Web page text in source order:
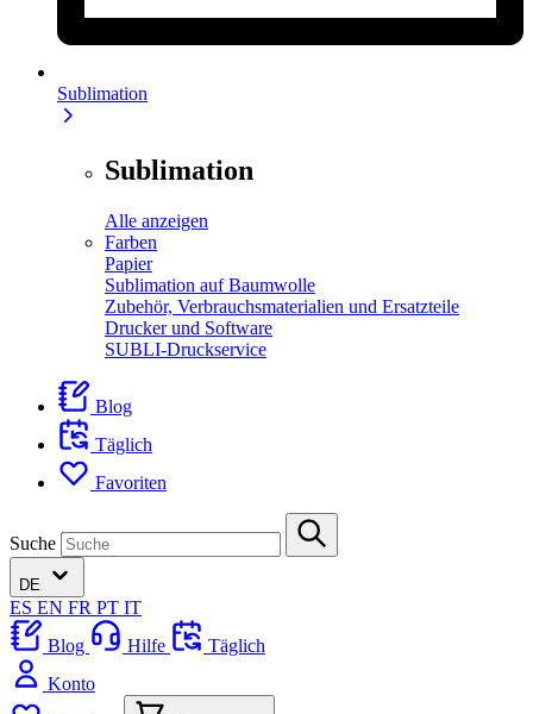
Sublimation
Sublimation
Alle anzeigen
Farben
Papier
Sublimation auf Baumwolle
Zubehör, Verbrauchsmaterialien und Ersatzteile
Drucker und Software
SUBLI-Druckservice
Blog
Täglich
Favoriten
Suche
DE
ES EN FR PT IT
Blog
Hilfe
Täglich
Konto